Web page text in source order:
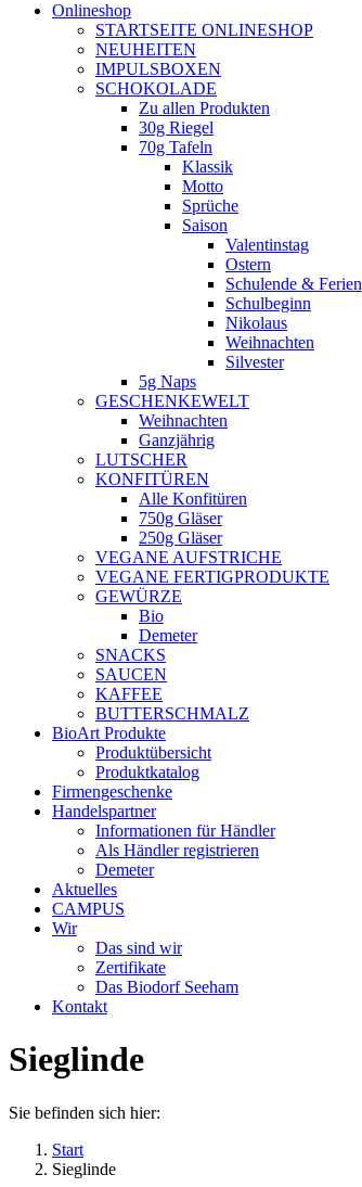
Onlineshop
STARTSEITE ONLINESHOP
NEUHEITEN
IMPULSBOXEN
SCHOKOLADE
Zu allen Produkten
30g Riegel
70g Tafeln
Klassik
Motto
Sprüche
Saison
Valentinstag
Ostern
Schulende & Ferien
Schulbeginn
Nikolaus
Weihnachten
Silvester
5g Naps
GESCHENKEWELT
Weihnachten
Ganzjährig
LUTSCHER
KONFITÜREN
Alle Konfitüren
750g Gläser
250g Gläser
VEGANE AUFSTRICHE
VEGANE FERTIGPRODUKTE
GEWÜRZE
Bio
Demeter
SNACKS
SAUCEN
KAFFEE
BUTTERSCHMALZ
BioArt Produkte
Produktübersicht
Produktkatalog
Firmengeschenke
Handelspartner
Informationen für Händler
Als Händler registrieren
Demeter
Aktuelles
CAMPUS
Wir
Das sind wir
Zertifikate
Das Biodorf Seeham
Kontakt
Sieglinde
Sie befinden sich hier:
Start
Sieglinde